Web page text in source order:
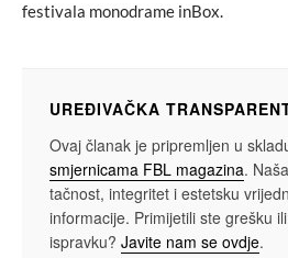
festivala monodrame inBox.
UREĐIVAČKA
Ovaj članak je pripremljen u
smjernicama FBL magazina.
tačnost, integritet i estetsku
informacije. Primijetili ste grešku
ispravku? Javite nam se ovdje.